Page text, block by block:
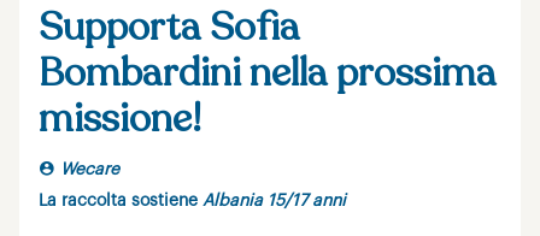
Supporta Sofia
Bombardini nella prossima
missione!
Wecare
La raccolta sostiene Albania 15/17 anni